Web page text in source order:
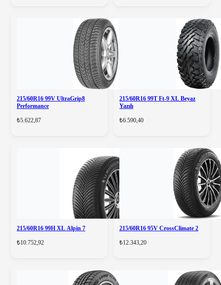
215/60R16 99V UltraGrip8
Performance
₺5.622,87
215/60R16 99T Ft-9 XL Beyaz
Yazılı
₺6.590,40
215/60R16 99H XL Alpin 7
₺10.752,92
215/60R16 95V CrossClimate 2
₺12.343,20